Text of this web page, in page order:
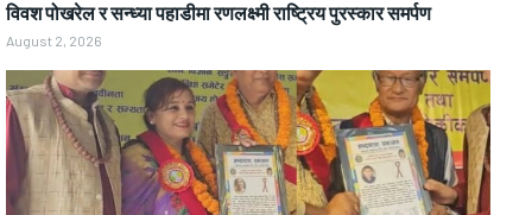
विवश पोखरेल र सन्ध्या पहाडीमा रणलक्ष्मी राष्ट्रिय पुरस्कार समर्पण
August 2, 2026